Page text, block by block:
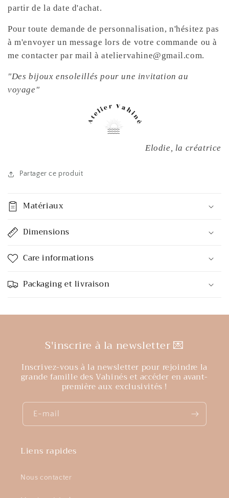
partir de la date d'achat.
Pour toute demande de personnalisation, n'hésitez pas
à m'envoyer un message lors de votre commande ou à
me contacter par mail à ateliervahine@gmail.com.
"Des bijoux ensoleillés pour une invitation au
voyage"
Elodie, la créatrice
Partager ce produit
Matériaux
Dimensions
Care informations
Packaging et livraison
S'inscrire à la newsletter 💌
Inscrivez-vous à la newsletter pour rejoindre la
grande famille des Vahinés et accéder en avant-
première aux exclusivités !
E-mail
Liens rapides
Nous contacter